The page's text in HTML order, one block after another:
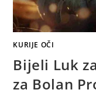
KURIJE OČI
Bijeli Luk
za Bolan